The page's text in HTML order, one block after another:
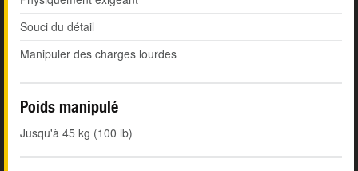
Souci du détail
Manipuler des charges lourdes
Poids manipulé
Jusqu'à 45 kg (100 lb)